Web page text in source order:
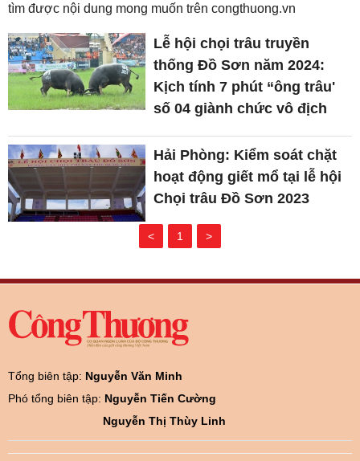
tìm được nội dung mong muốn trên congthuong.vn
Lễ hội chọi trâu truyền
thống Đồ Sơn năm 2024:
Kịch tính 7 phút “ông trâu'
số 04 giành chức vô địch
Hải Phòng: Kiểm soát chặt
hoạt động giết mổ tại lễ hội
Chọi trâu Đồ Sơn 2023
< 1 >
Tổng biên tập: Nguyễn Văn Minh
Phó tổng biên tập: Nguyễn Tiến Cường
Nguyễn Thị Thùy Linh